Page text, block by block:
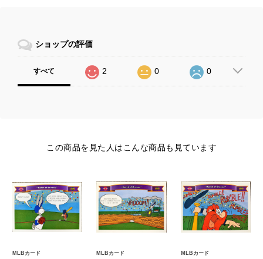
ショップの評価
すべて 2 0 0
この商品を見た人はこんな商品も見ています
MLBカード
MLBカード
MLBカード